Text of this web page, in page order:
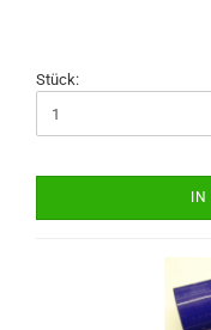
Stück: